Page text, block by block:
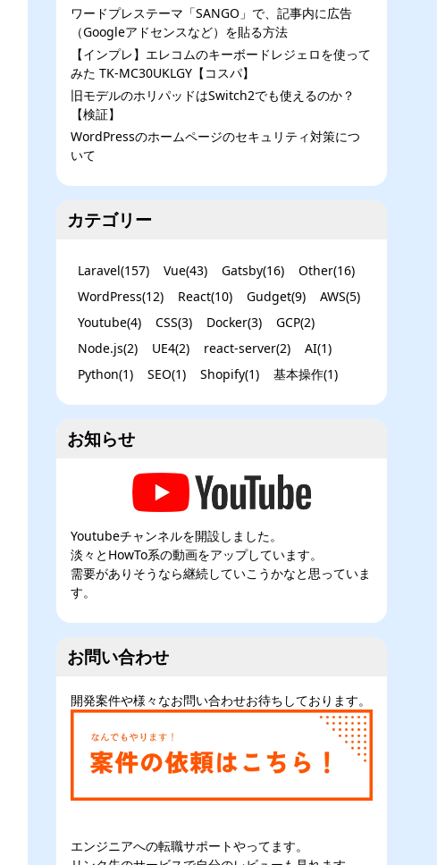
ワードプレステーマ「SANGO」で、記事内に広告
（Googleアドセンスなど）を貼る方法
【インプレ】エレコムのキーボードレジェロを使って
みた TK-MC30UKLGY【コスパ】
旧モデルのホリパッドはSwitch2でも使えるのか？
【検証】
WordPressのホームページのセキュリティ対策につ
いて
カテゴリー
Laravel(157) Vue(43) Gatsby(16) Other(16)
WordPress(12) React(10) Gudget(9) AWS(5)
Youtube(4) CSS(3) Docker(3) GCP(2)
Node.js(2) UE4(2) react-server(2) AI(1)
Python(1) SEO(1) Shopify(1) 基本操作(1)
お知らせ
Youtubeチャンネルを開設しました。
淡々とHowTo系の動画をアップしています。
需要がありそうなら継続していこうかなと思っていま
す。
お問い合わせ
開発案件や様々なお問い合わせお待ちしております。
エンジニアへの転職サポートやってます。